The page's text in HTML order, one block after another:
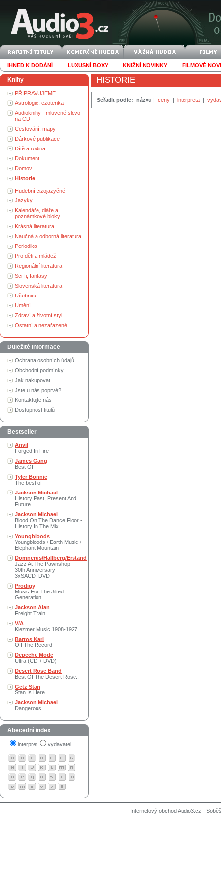
IHNED K DODÁNÍ LUXUSNÍ BOXY KNIŽNÍ NOVINKY FILMOVÉ
Knihy
PŘIPRAVUJEME
Astrologie, ezoterika
Audioknihy - mluvené slovo
na CD
Cestování, mapy
Dárkové publikace
Dítě a rodina
Dokument
Domov
Historie
Hudební cizojazyčné
Jazyky
Kalendáře, diáře a
poznámkové bloky
Krásná literatura
Naučná a odborná literatura
Periodika
Pro děti a mládež
Regionální literatura
Sci-fi, fantasy
Slovenská literatura
Učebnice
Umění
Zdraví a životní styl
Ostatní a nezařazené
Důležité informace
Ochrana osobních údajů
Obchodní podmínky
Jak nakupovat
Jste u nás poprvé?
Kontaktujte nás
Dostupnost titulů
Bestseller
Anvil
Forged In Fire
James Gang
Best Of
Tyler Bonnie
The best of
Jackson Michael
History Past, Present And
Future
Jackson Michael
Blood On The Dance Floor -
History In The Mix
Youngbloods
Youngbloods / Earth Music /
Elephant Mountain
Domnerus/Hallberg/Erstand
Jazz At The Pawnshop -
30th Anniversary
3xSACD+DVD
Prodigy
Music For The Jilted
Generation
Jackson Alan
Freight Train
V/A
Klezmer Music 1908-1927
Bartos Karl
Off The Record
Depeche Mode
Ultra (CD + DVD)
Desert Rose Band
Best Of The Desert Rose..
Getz Stan
Stan Is Here
Jackson Michael
Dangerous
Abecední index
interpret vydavatel
HISTORIE
Seřadit podle: názvu | ceny | interpreta |
Internetový obchod Audio3.cz -